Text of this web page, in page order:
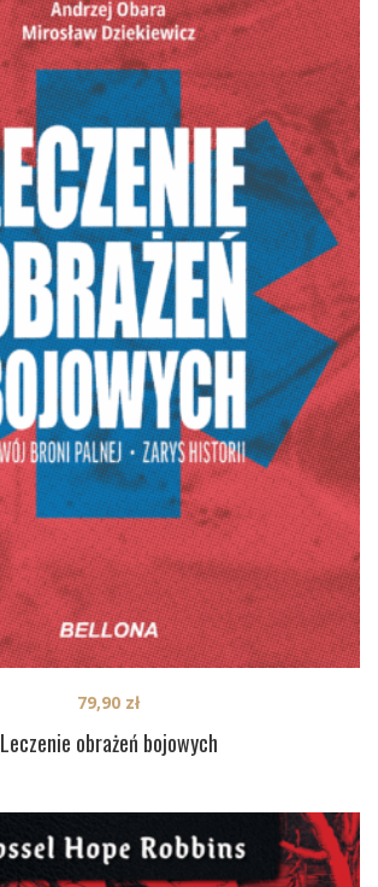
Leczenie obrażeń bojowych
79,90 zł